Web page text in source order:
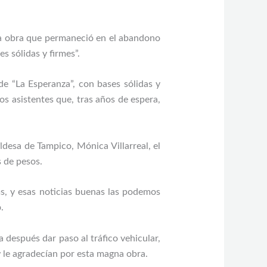
obra que permaneció en el abandono
sólidas y firmes”.
“La Esperanza”, con bases sólidas y
asistentes que, tras años de espera,
de Tampico, Mónica Villarreal, el
pesos.
y esas noticias buenas las podemos
después dar paso al tráfico vehicular,
agradecían por esta magna obra.